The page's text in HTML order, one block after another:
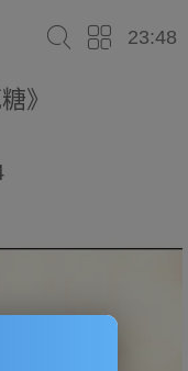
23:48
》